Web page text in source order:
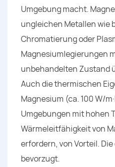
Umgebung macht.
ungleichen Metallen wie
Chromatierung oder
Magnesiumlegierungen
unbehandelten Zustand
Auch die thermischen
Magnesium (ca. 100 W/
Umgebungen mit hohen
Wärmeleitfähigkeit von
erfordern, von Vorteil.
bevorzugt.